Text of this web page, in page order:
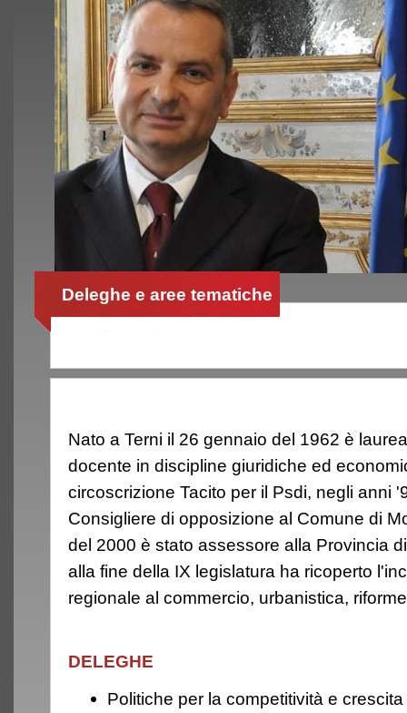
Deleghe e aree tematiche
Nato a Terni il 26 gennaio del 1962 è
docente in discipline giuridiche ed
circoscrizione Tacito per il Psdi, negli anni
Consigliere di opposizione al Comune di
del 2000 è stato assessore alla Provincia
alla fine della IX legislatura ha ricoperto
regionale al commercio, urbanistica,
DELEGHE
Politiche per la competitività e